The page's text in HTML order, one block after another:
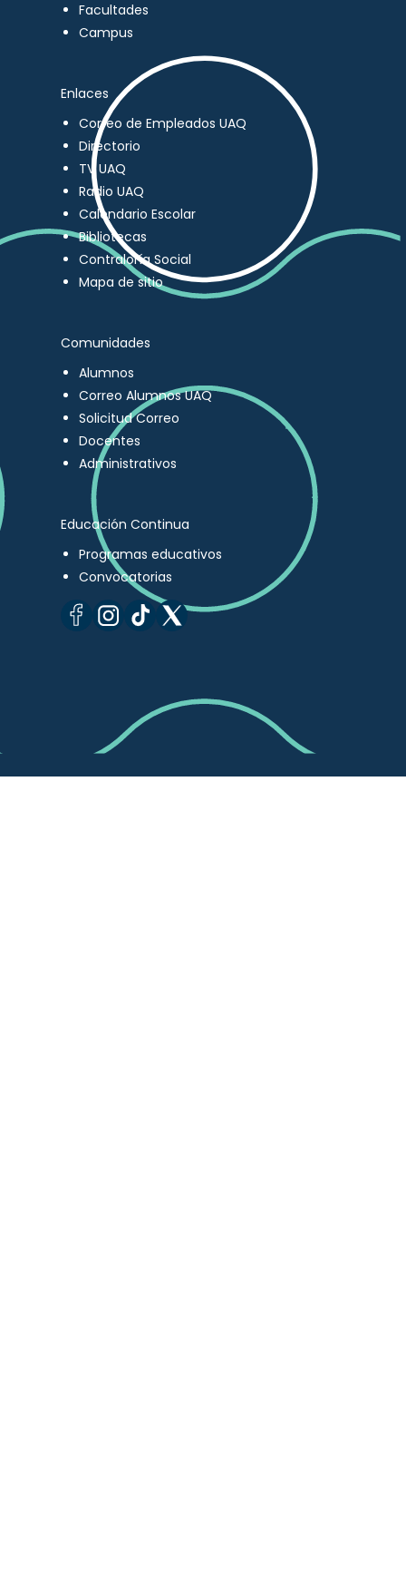
Facultades
Campus
Enlaces
Correo de Empleados UAQ
Directorio
TV UAQ
Radio UAQ
Calendario Escolar
Bibliotecas
Contraloría Social
Mapa de sitio
Comunidades
Alumnos
Correo Alumnos UAQ
Solicitud Correo
Docentes
Administrativos
Educación Continua
Programas educativos
Convocatorias